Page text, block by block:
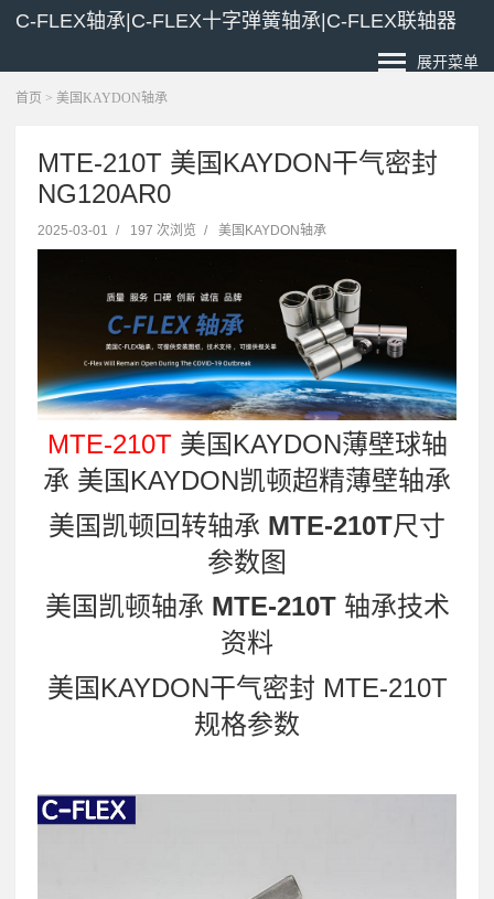
C-FLEX轴承|C-FLEX十字弹簧轴承|C-FLEX联轴器
展开菜单
首页 > 美国KAYDON轴承
MTE-210T 美国KAYDON干气密封
NG120AR0
2025-03-01 / 197 次浏览 / 美国KAYDON轴承
MTE-210T美国KAYDON薄壁球轴
承 美国KAYDON凯顿超精薄壁轴承
美国凯顿回转轴承 MTE-210T尺寸
参数图
美国凯顿轴承 MTE-210T轴承技术
资料
美国KAYDON干气密封 MTE-210T
规格参数